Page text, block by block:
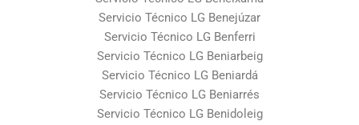
Servicio Técnico LG Benejúzar
Servicio Técnico LG Benferri
Servicio Técnico LG Beniarbeig
Servicio Técnico LG Beniardá
Servicio Técnico LG Beniarrés
Servicio Técnico LG Benidoleig